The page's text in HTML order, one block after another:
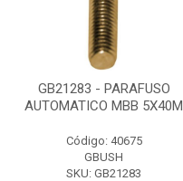
GB21283 - PARAFUSO
AUTOMATICO MBB 5X40M
Código: 40675
GBUSH
SKU: GB21283